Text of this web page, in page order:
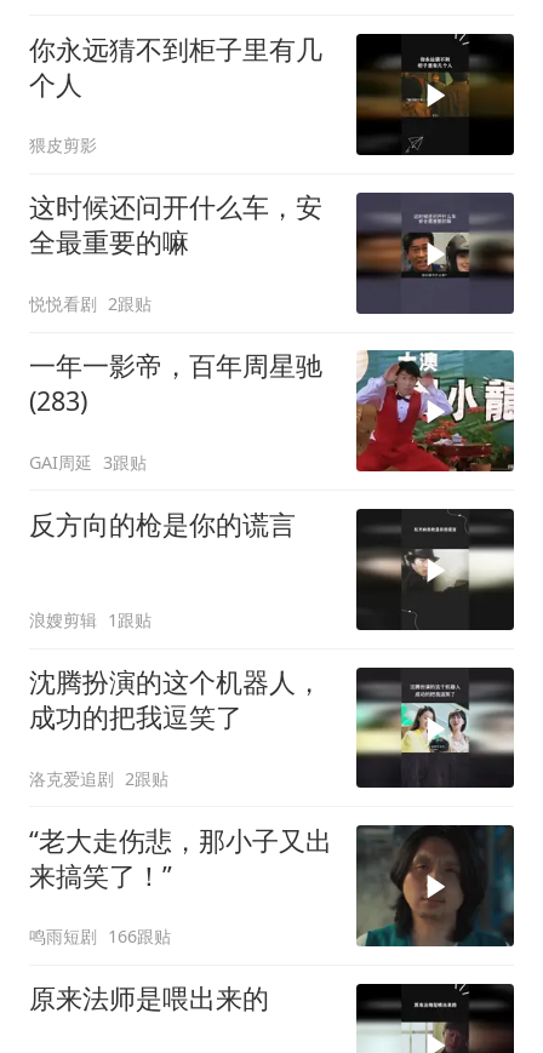
你永远猜不到柜子里有几
个人
猥皮剪影
这时候还问开什么车，安
全最重要的嘛
悦悦看剧 2跟贴
一年一影帝，百年周星驰
(283)
GAI周延 3跟贴
反方向的枪是你的谎言
浪嫂剪辑 1跟贴
沈腾扮演的这个机器人，
成功的把我逗笑了
洛克爱追剧 2跟贴
“老大走伤悲，那小子又出
来搞笑了！”
鸣雨短剧 166跟贴
原来法师是喂出来的